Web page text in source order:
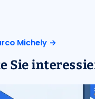
Michely →
Sie